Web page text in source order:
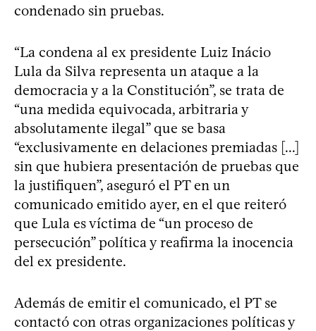
condenado sin pruebas.
“La condena al ex presidente Luiz Inácio
Lula da Silva representa un ataque a la
democracia y a la Constitución”, se trata de
“una medida equivocada, arbitraria y
absolutamente ilegal” que se basa
“exclusivamente en delaciones premiadas [...]
sin que hubiera presentación de pruebas que
la justifiquen”, aseguró el PT en un
comunicado emitido ayer, en el que reiteró
que Lula es víctima de “un proceso de
persecución” política y reafirma la inocencia
del ex presidente.
Además de emitir el comunicado, el PT se
contactó con otras organizaciones políticas y